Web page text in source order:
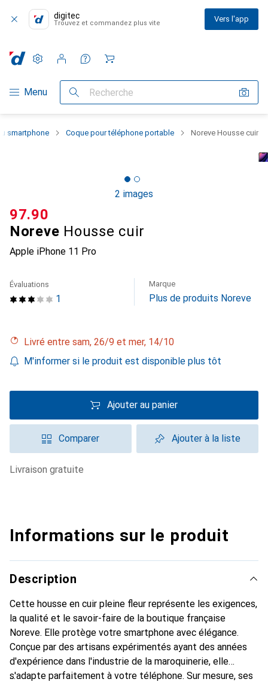
digitec
Trouvez et commandez plus vite Vers l'app
Navigation par catégorie
Menu Recherche
Paramètres
Compte client
Listes de comparaison
Listes d'envies
Panier
smartphone Coque pour téléphone portable Noreve Housse cuir
2 images
Noreve Housse cuir
Apple iPhone 11 Pro
CHF
97.90
1
Évaluations Marque
Plus de produits Noreve
Livré entre sam, 26/9 et mer, 14/10
M'informer si le produit est disponible plus tôt
Ajouter au panier
Comparer Ajouter à la liste
livraison gratuite
Informations sur le produit
Description
Cette housse en cuir pleine fleur représente les exigences,
la qualité et le savoir-faire de la boutique française
Noreve. Elle protège votre smartphone avec élégance.
Conçue par des artisans expérimentés ayant des années
d'expérience dans l'industrie de la maroquinerie, elle
s'adapte parfaitement à votre téléphone. Sur mesure, ses